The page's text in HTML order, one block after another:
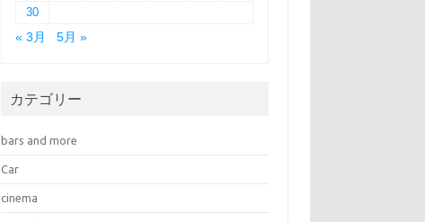
30
« 3月
5月 »
カテゴリー
bars and more
Car
cinema